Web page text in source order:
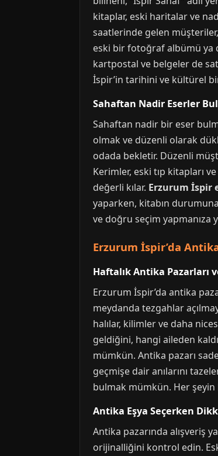
kitaplar, eski haritalar ve
saatlerinde gelen
eski bir fotoğraf albümü ya
kartpostal ve belgeler de
İspir’in tarihini ve kültürel
Sahaftan Nadir Eserler
Sahaftan nadir bir eser
olmak ve düzenli olarak
odada bekletir. Düzenli
Kerimler, eski tıp kitapları
değerli kılar. Erzurum İspir
yaparken, kitabın
ve doğru seçim yapmanıza
Erzurum İspir’da
Haftalık Antika Pazarları
Erzurum İspir’da antika
meydanda tezgahlar
halılar, kilimler ve daha
geldiğini, hangi aileden
mümkün. Antika pazarı
geçmişe dair anılarını
bulmak mümkün. Her şeyin
Antika Eşya Seçerken
Antika pazarında alışveriş
orijinalliğini kontrol edin.